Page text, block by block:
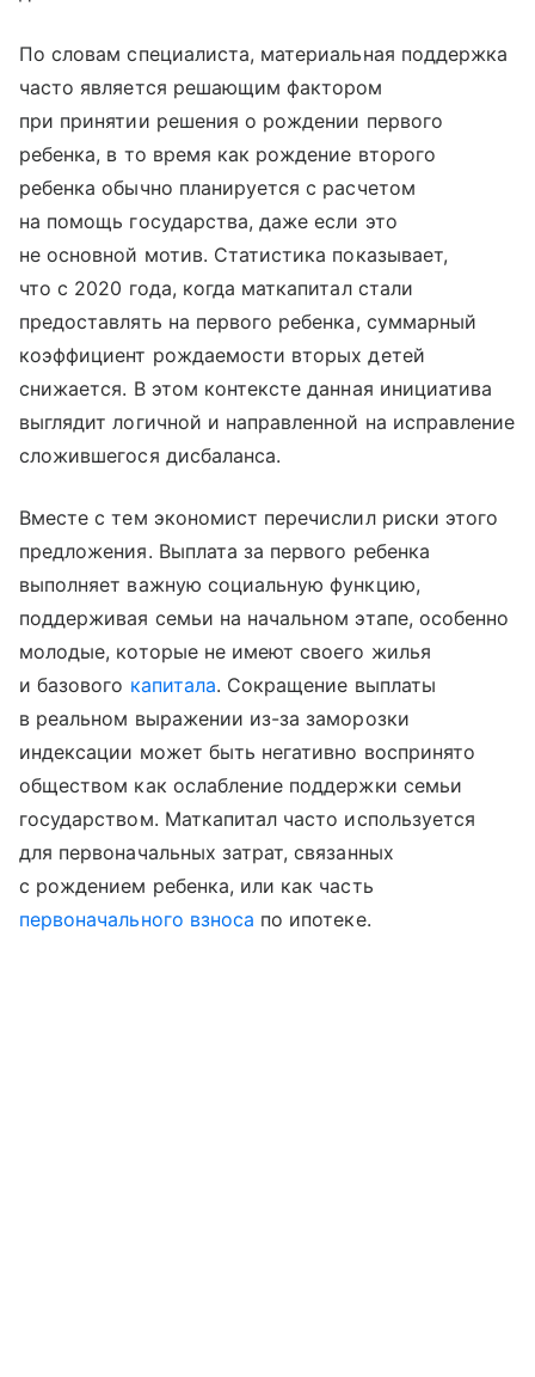
По словам специалиста, материальная поддержка
часто является решающим фактором
при принятии решения о рождении первого
ребенка, в то время как рождение второго
ребенка обычно планируется с расчетом
на помощь государства, даже если это
не основной мотив. Статистика показывает,
что с 2020 года, когда маткапитал стали
предоставлять на первого ребенка, суммарный
коэффициент рождаемости вторых детей
снижается. В этом контексте данная инициатива
выглядит логичной и направленной на исправление
сложившегося дисбаланса.
Вместе с тем экономист перечислил риски этого
предложения. Выплата за первого ребенка
выполняет важную социальную функцию,
поддерживая семьи на начальном этапе, особенно
молодые, которые не имеют своего жилья
и базового капитала. Сокращение выплаты
в реальном выражении из-за заморозки
индексации может быть негативно воспринято
обществом как ослабление поддержки семьи
государством. Маткапитал часто используется
для первоначальных затрат, связанных
с рождением ребенка, или как часть
первоначального взноса по ипотеке.